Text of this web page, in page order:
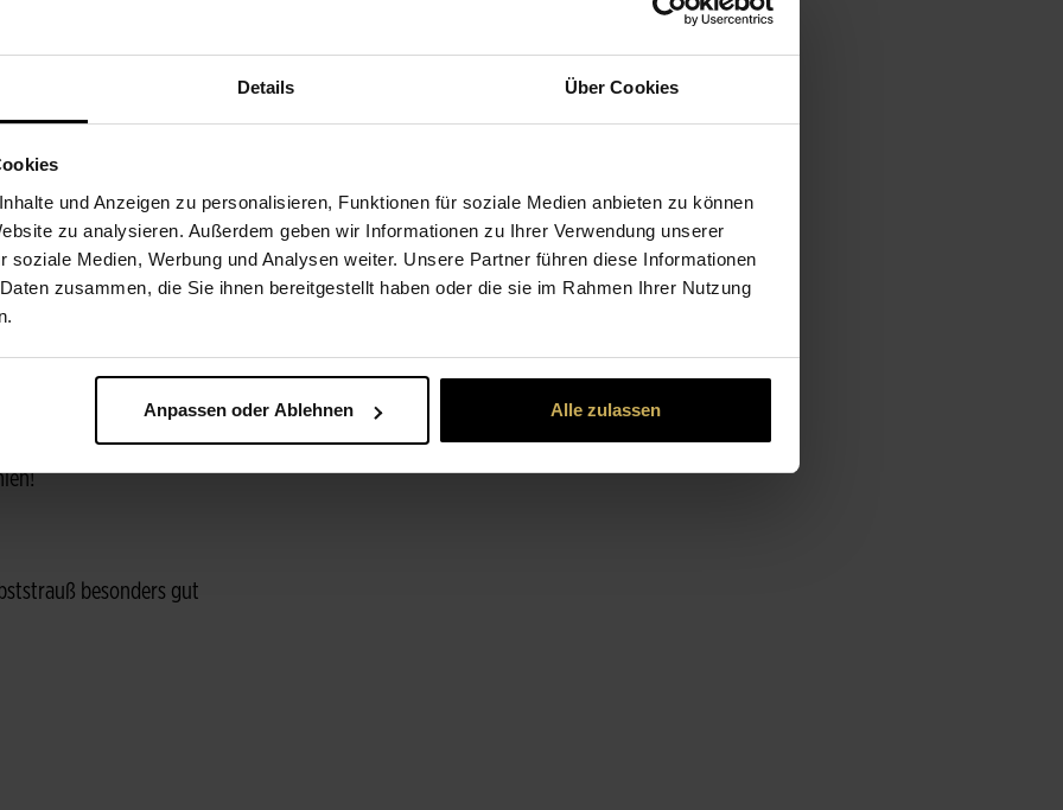
Details Über Cookies
und Anzeigen zu personalisieren, Funktionen für soziale Medien anbieten zu können
zu analysieren. Außerdem geben wir Informationen zu Ihrer Verwendung unserer
soziale Medien, Werbung und Analysen weiter. Unsere Partner führen diese Informationen
zusammen, die Sie ihnen bereitgestellt haben oder die sie im Rahmen Ihrer Nutzung
Anpassen oder Ablehnen Alle zulassen
sich mit einem
nach Hause holen.
Duft verströmen,
in einer Vase, sind
Eine Herbststrauß Deko
des
dasStielendeder Pflanze
Schnittblume nimmt
bei Fleurop frische
geben. So bleibt Ihnen
richtige Pflege ist
besonders gut